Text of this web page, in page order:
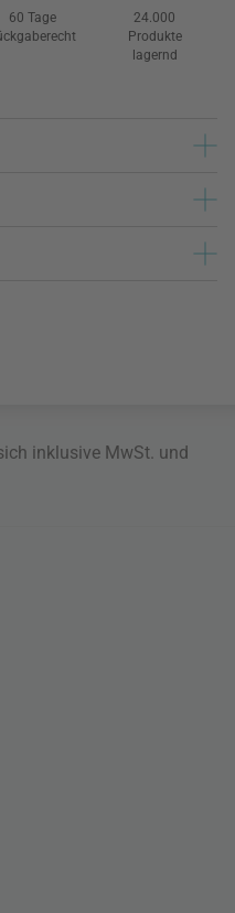
60 Tage
24.000
Produkte
lagernd
inklusive MwSt. und